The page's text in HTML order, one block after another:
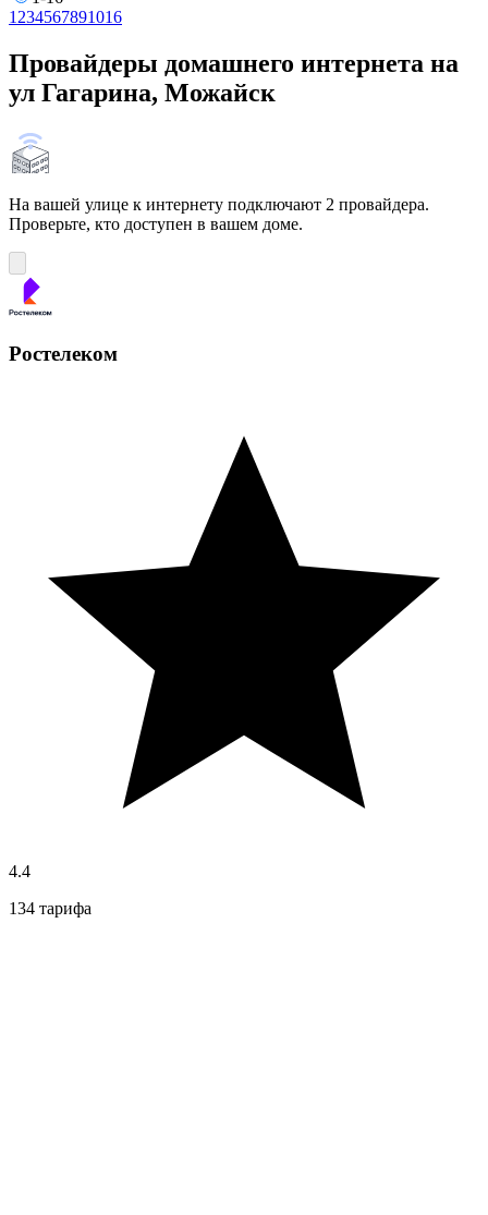
1 234567891016
Провайдеры домашнего интернета на
ул Гагарина, Можайск
На вашей улице к интернету подключают 2 провайдера.
Проверьте, кто доступен в вашем доме.
Ростелеком
4.4
134 тарифа